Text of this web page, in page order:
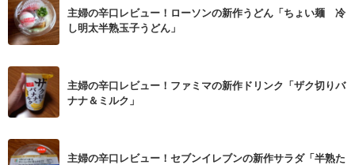
主婦の辛口レビュー！ローソンの新作うどん「ちょい麺 冷
し明太半熟玉子うどん」
主婦の辛口レビュー！ファミマの新作ドリンク「ザク切りバ
ナナ＆ミルク」
主婦の辛口レビュー！セブンイレブンの新作サラダ「半熟た